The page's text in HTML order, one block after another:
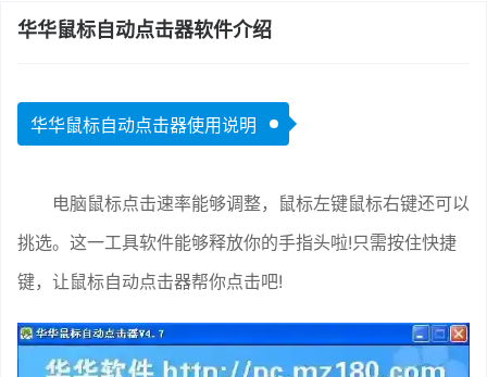
华华鼠标自动点击器软件介绍
华华鼠标自动点击器使用说明
电脑鼠标点击速率能够调整，鼠标左键鼠标右键还可以
挑选。这一工具软件能够释放你的手指头啦!只需按住快捷
键，让鼠标自动点击器帮你点击吧!